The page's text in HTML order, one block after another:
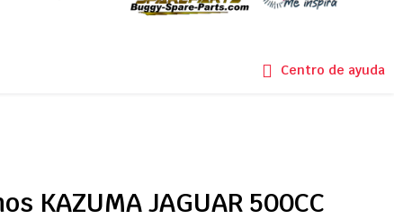
Centro de ayuda
KAZUMA JAGUAR 500CC